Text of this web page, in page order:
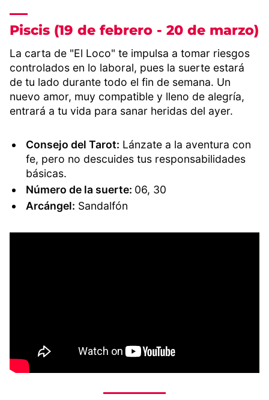
Piscis (19 de febrero - 20 de marzo)
La carta de "El Loco" te impulsa a tomar riesgos
controlados en lo laboral, pues la suerte estará
de tu lado durante todo el fin de semana. Un
nuevo amor, muy compatible y lleno de alegría,
entrará a tu vida para sanar heridas del ayer.
Consejo del Tarot: Lánzate a la aventura con
fe, pero no descuides tus responsabilidades
básicas.
Número de la suerte: 06, 30
Arcángel: Sandalfón